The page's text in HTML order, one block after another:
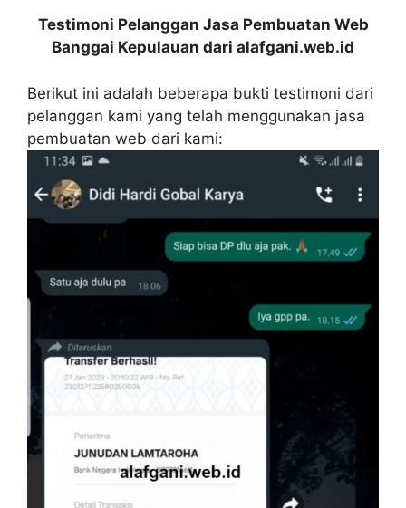
Testimoni Pelanggan Jasa Pembuatan Web
Banggai Kepulauan dari alafgani.web.id
Berikut ini adalah beberapa bukti testimoni dari
pelanggan kami yang telah menggunakan jasa
pembuatan web dari kami: